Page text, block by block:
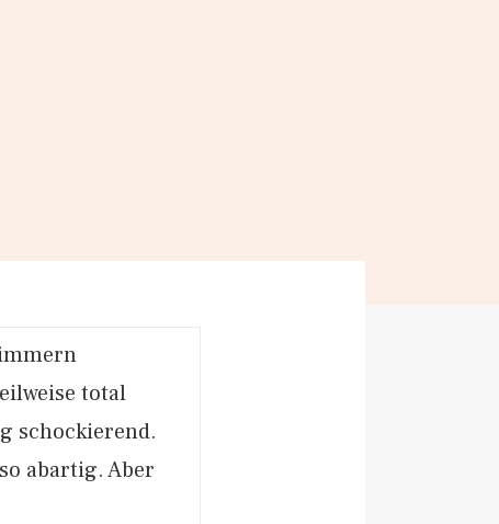
total
schockierend.
abartig. Aber